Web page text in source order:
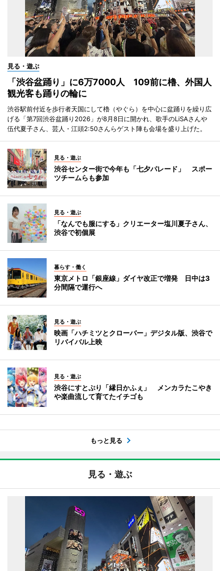
見る・遊ぶ
「渋谷盆踊り」に6万7000人 109前に櫓、外国人
観光客も踊りの輪に
渋谷駅前付近を歩行者天国にして櫓（やぐら）を中心に盆踊りを繰り広
げる「第7回渋谷盆踊り2026」が8月8日に開かれ、歌手のLiSAさんや
伍代夏子さん、芸人・江頭2:50さんらゲスト陣も会場を盛り上げた。
見る・遊ぶ
渋谷センター街で今年も「七夕パレード」 スポー
ツチームらも参加
見る・遊ぶ
「なんでも服にする」クリエーター塩川夏子さん、
渋谷で初個展
暮らす・働く
東京メトロ「銀座線」ダイヤ改正で増発 日中は3
分間隔で運行へ
見る・遊ぶ
映画「ハチミツとクローバー」デジタル版、渋谷で
リバイバル上映
見る・遊ぶ
渋谷にすとぷり「縁日かふぇ」 メンカラたこやき
や楽曲流して育てたイチゴも
もっと見る
見る・遊ぶ